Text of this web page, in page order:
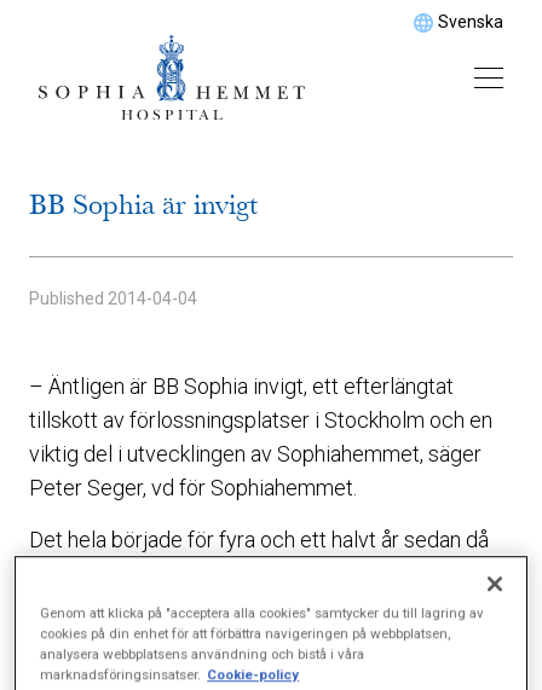
Svenska
BB Sophia är invigt
Published 2014-04-04
– Äntligen är BB Sophia invigt, ett efterlängtat
tillskott av förlossningsplatser i Stockholm och en
viktig del i utvecklingen av Sophiahemmet, säger
Peter Seger, vd för Sophiahemmet.
Det hela började för fyra och ett halvt år sedan då
Harald Almström, vd för BB Stockholm, tog kontakt
med Sophiahemmet för att förmedla sin vision om
ett förlossningssjukhus helt anpassat för att ge den
bästa vården och upplevelsen för födande kvinnor
Genom att klicka på "acceptera alla cookies" samtycker du till lagring av
cookies på din enhet för att förbättra navigeringen på webbplatsen,
analysera webbplatsens användning och bistå i våra
marknadsföringsinsatser. Cookie-policy